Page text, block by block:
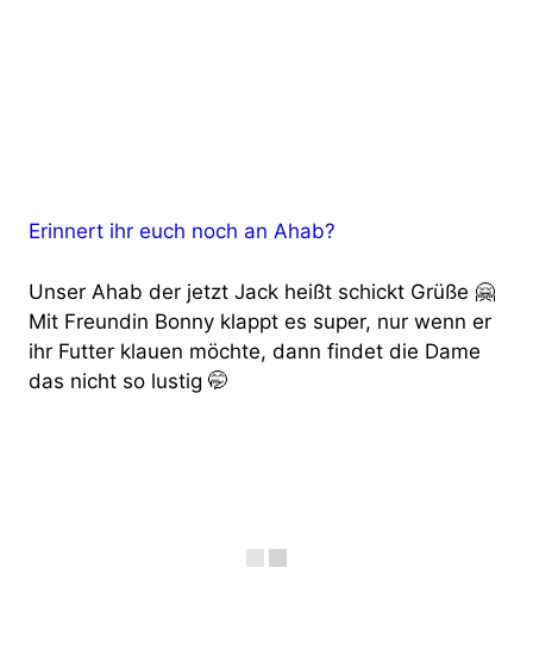
Erinnert ihr euch noch an Ahab?
Unser Ahab der jetzt Jack heißt schickt Grüße 🤗
Mit Freundin Bonny klappt es super, nur wenn er
ihr Futter klauen möchte, dann findet die Dame
das nicht so lustig 🤭